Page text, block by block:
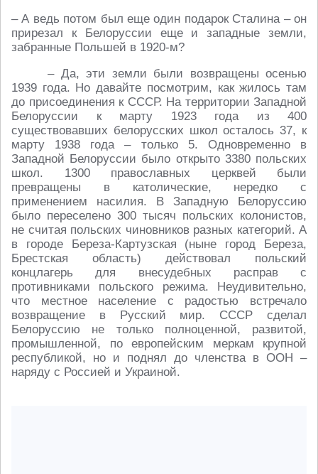
– А ведь потом был еще один подарок Сталина – он
прирезал к Белоруссии еще и западные земли,
забранные Польшей в 1920-м?
– Да, эти земли были возвращены осенью
1939 года. Но давайте посмотрим, как жилось там
до присоединения к СССР. На территории Западной
Белоруссии к марту 1923 года из 400
существовавших белорусских школ осталось 37, к
марту 1938 года – только 5. Одновременно в
Западной Белоруссии было открыто 3380 польских
школ. 1300 православных церквей были
превращены в католические, нередко с
применением насилия. В Западную Белоруссию
было переселено 300 тысяч польских колонистов,
не считая польских чиновников разных категорий. А
в городе Береза-Картузская (ныне город Береза,
Брестская область) действовал польский
концлагерь для внесудебных расправ с
противниками польского режима. Неудивительно,
что местное население с радостью встречало
возвращение в Русский мир. СССР сделал
Белоруссию не только полноценной, развитой,
промышленной, по европейским меркам крупной
республикой, но и поднял до членства в ООН –
наряду с Россией и Украиной.